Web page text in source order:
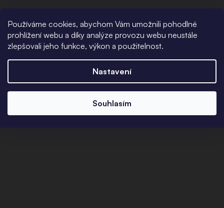
Používáme cookies, abychom Vám umožnili pohodlné
prohlížení webu a díky analýze provozu webu neustále
zlepšovali jeho funkce, výkon a použitelnost.
Nastavení
Souhlasím